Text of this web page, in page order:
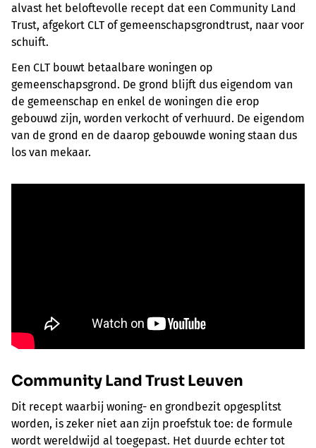
alvast het beloftevolle recept dat een Community Land
Trust, afgekort CLT of gemeenschapsgrondtrust, naar voor
schuift.
Een CLT bouwt betaalbare woningen op
gemeenschapsgrond. De grond blijft dus eigendom van
de gemeenschap en enkel de woningen die erop
gebouwd zijn, worden verkocht of verhuurd. De eigendom
van de grond en de daarop gebouwde woning staan dus
los van mekaar.
Community Land Trust Leuven
Dit recept waarbij woning- en grondbezit opgesplitst
worden, is zeker niet aan zijn proefstuk toe: de formule
wordt wereldwijd al toegepast. Het duurde echter tot